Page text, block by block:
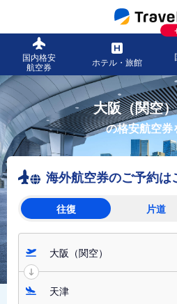
国内格安
航空券
ホテル・旅館
大阪（関空
の格安航空券
海外航空券のご予約は
往復 片道
大阪（関空）
天津